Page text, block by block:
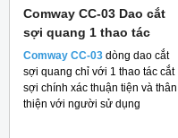
Comway CC-03 Dao cắt
sợi quang 1 thao tác
Comway CC-03 dòng dao cắt
sợi quang chỉ với 1 thao tác cắt
sợi chính xác thuận tiện và thân
thiện với người sử dụng